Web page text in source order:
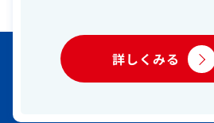
詳しくみる